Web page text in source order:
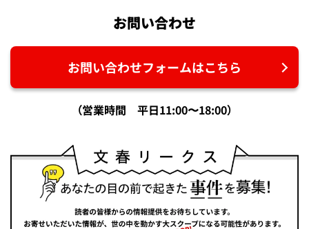
お問い合わせ
お問い合わせフォームはこちら
（営業時間 平日11:00〜18:00）